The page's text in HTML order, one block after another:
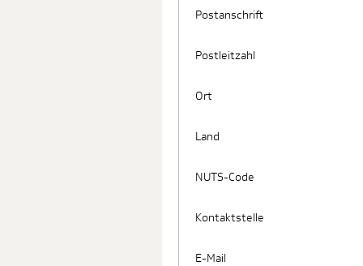
Postanschrift
Postleitzahl
Ort
Land
NUTS-Code
Kontaktstelle
E-Mail